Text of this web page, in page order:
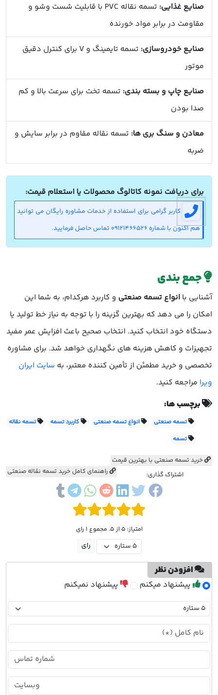
صنایع غذایی:
تسمه نقاله PVC با قابلیت شست وشو و
مقاومت در برابر مواد خورنده
صنایع خودروسازی:
تسمه تایمینگ و V برای کنترل دقیق
موتور
صنایع چاپ و بسته بندی: تسمه تخت برای سرعت بالا و کم
صدا بودن
معادن و سنگ بری ها: تسمه نقاله مقاوم در برابر سایش و
ضربه
برای دریافت نمونه کاتالوگ محصولات یا استعلام قیمت:
کاربر گرامی برای استفاده از خدمات مشاوره رایگان می توانید
هم اکنون با شماره 09121466526 تماس حاصل فرمایید.
جمع بندی
آشنایی با انواع تسمه صنعتی و کاربرد هرکدام، به شما این
امکان را می دهد که بهترین گزینه را با توجه به نیاز خط تولید یا
دستگاه خود انتخاب کنید. انتخاب صحیح باعث افزایش عمر مفید
تجهیزات و کاهش هزینه های نگهداری خواهد شد. برای مشاوره
تخصصی و خرید مطمئن از تأمین کننده معتبر، به سایت ایران
ویرا مراجعه کنید.
برچسب ها:
تسمه صنعتی انواع تسمه صنعتی کاربرد تسمه
تسمه نقاله
تسمه
خرید تسمه صنعتی با بهترین قیمت
راهنمای کامل خرید تسمه نقاله صنعتی
اشتراک گذاری:
امتیاز: 5 از 5. مجموع 1 رای
افزودن نظر
پیشنهاد میکنم پیشنهاد نمیکنم